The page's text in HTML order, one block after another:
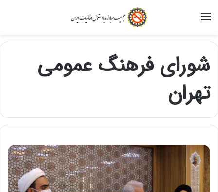
شورای فرهنگ عمومی
تهران